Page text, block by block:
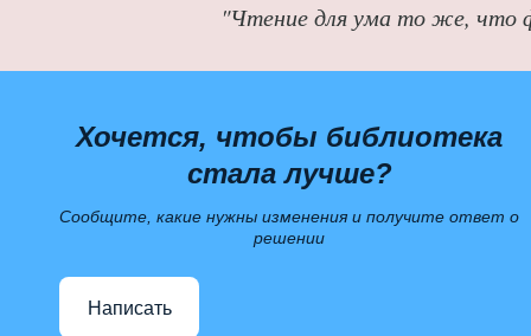
"Чтение для ума то же, что
Хочется, чтобы библиотека
стала лучше?
Сообщите, какие нужны изменения и получите ответ о
решении
Написать